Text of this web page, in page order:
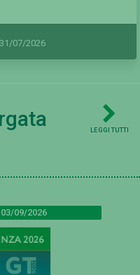
07/2026
LEGGI TUTTI
09/2026